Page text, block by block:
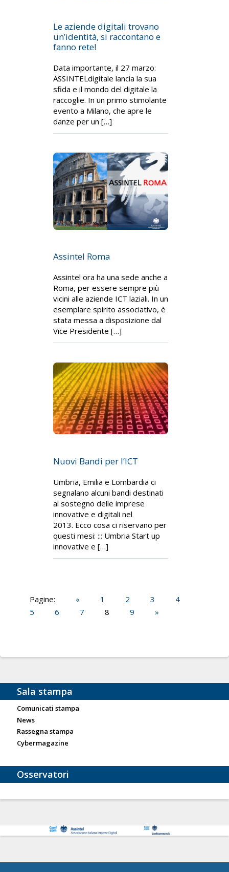
Le aziende digitali trovano
un’identità, si raccontano e
fanno rete!
Data importante, il 27 marzo:
ASSINTELdigitale lancia la sua
sfida e il mondo del digitale la
raccoglie. In un primo stimolante
evento a Milano, che apre le
danze per un […]
Assintel Roma
Assintel ora ha una sede anche a
Roma, per essere sempre più
vicini alle aziende ICT laziali. In un
esemplare spirito associativo, è
stata messa a disposizione dal
Vice Presidente […]
Nuovi Bandi per l’ICT
Umbria, Emilia e Lombardia ci
segnalano alcuni bandi destinati
al sostegno delle imprese
innovative e digitali nel
2013. Ecco cosa ci riservano per
questi mesi: ::: Umbria Start up
innovative e […]
Pagine: « 1 2 3
4
5
6 7 8 9 »
Sala stampa
Comunicati stampa
News
Rassegna stampa
Cybermagazine
Osservatori